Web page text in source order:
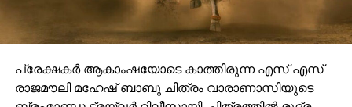
പ്രേക്ഷകർ ആകാംഷയോടെ കാത്തിരുന്ന എസ് എസ്
രാജമൗലി മഹേഷ് ബാബു ചിത്രം വാരാണാസിയുടെ